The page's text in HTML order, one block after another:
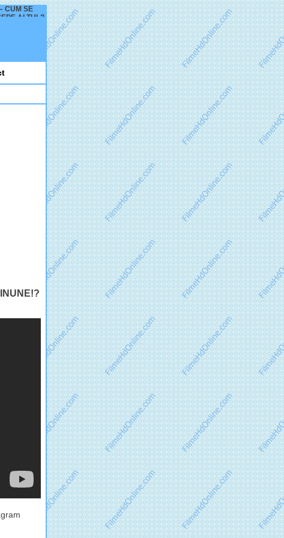
CUM SE
ALTUL?